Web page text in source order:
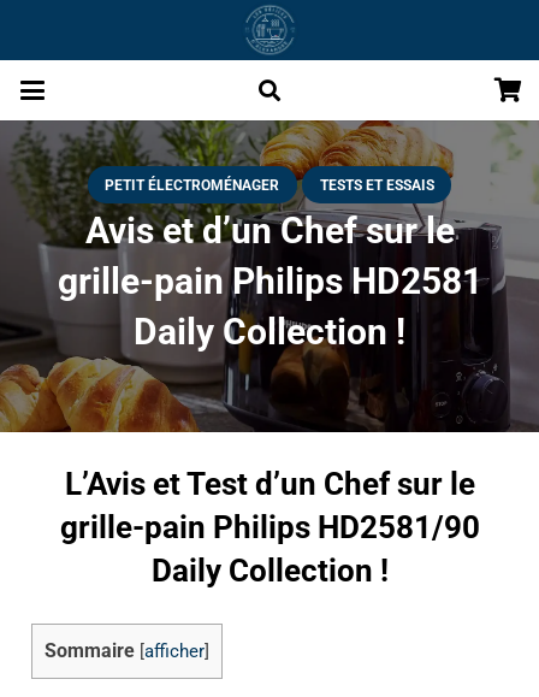
PETIT ÉLECTROMÉNAGER TESTS ET ESSAIS
Avis et d’un Chef sur le
grille-pain Philips HD2581
Daily Collection !
L’Avis et Test d’un Chef sur le
grille-pain Philips HD2581/90
Daily Collection !
Sommaire afficher]